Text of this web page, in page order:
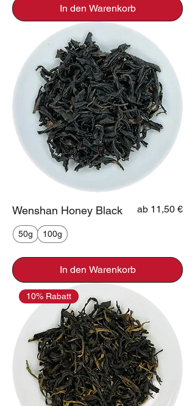
In den Warenkorb
Wenshan Honey Black ab 11,50 €
Sale-Preis
50g 100g
In den Warenkorb
10% Rabatt